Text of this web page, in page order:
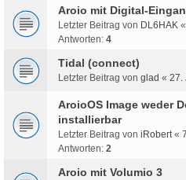
Aroio mit Digital-
Letzter Beitrag von DL6HAK «
Antworten: 4
Tidal (connect)
Letzter Beitrag von glad « 27.
AroioOS Image weder
installierbar
Letzter Beitrag von iRobert «
Antworten: 2
Aroio mit Volumio 3